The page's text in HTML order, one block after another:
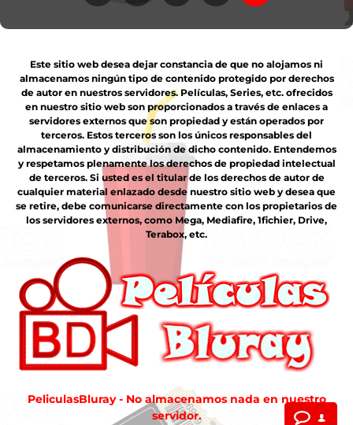
Este sitio web desea dejar constancia de que no alojamos ni
almacenamos ningún tipo de contenido protegido por derechos
de autor en nuestros servidores. Películas, Series, etc. ofrecidos
en nuestro sitio web son proporcionados a través de enlaces a
servidores externos que son propiedad y están operados por
terceros. Estos terceros son los únicos responsables del
almacenamiento y distribución de dicho contenido. Entendemos
y respetamos plenamente los derechos de propiedad intelectual
de terceros. Si usted es el titular de los derechos de autor de
cualquier material enlazado desde nuestro sitio web y desea que
se retire, debe comunicarse directamente con los propietarios de
los servidores externos, como Mega, Mediafire, 1fichier, Drive,
Terabox, etc.
PeliculasBluray - No almacenamos nada en nuestro
servidor.